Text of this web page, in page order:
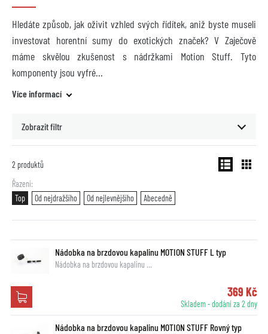
Hledáte způsob, jak oživit vzhled svých řídítek, aniž byste museli
investovat horentní sumy do exotických značek? V Zaječově
máme skvělou zkušenost s nádržkami Motion Stuff. Tyto
komponenty jsou vyfré
Více informací
Zobrazit filtr
2 produktů
Řazení
Top
Od nejdražšího Od nejlevnějšího Abecedně
Nádobka na brzdovou kapalinu MOTION STUFF L typ
Nádobka na brzdovou kapalinu …
369 Kč
Skladem - dodání za 2 dny
Nádobka na brzdovou kapalinu MOTION STUFF Rovný typ